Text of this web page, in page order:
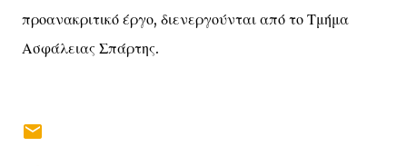
προανακριτικό έργο, διενεργούνται από το Τμήμα
Ασφάλειας Σπάρτης.